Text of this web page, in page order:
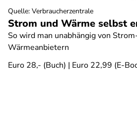
Strom und Wärme selbst
So wird man unabhängig von
Wärmeanbietern
Euro 28,- (Buch) | Euro 22,99 (E-
Quelle: Verbraucherzentrale